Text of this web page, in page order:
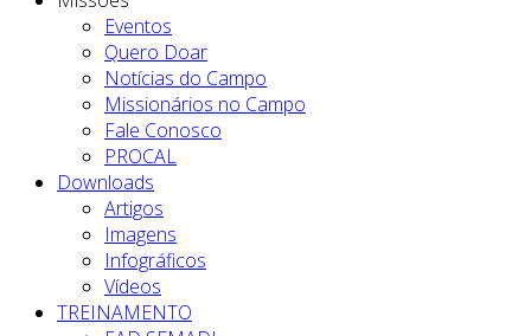
Eventos
Quero Doar
Notícias do Campo
Missionários no Campo
Fale Conosco
PROCAL
Downloads
Artigos
Imagens
Infográficos
Vídeos
TREINAMENTO